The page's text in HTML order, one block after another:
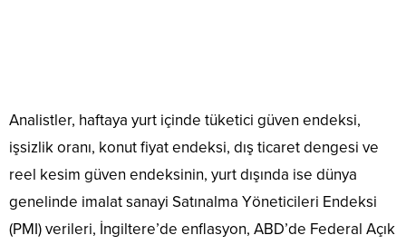
Analistler, haftaya yurt içinde tüketici güven endeksi,
işsizlik oranı, konut fiyat endeksi, dış ticaret dengesi ve
reel kesim güven endeksinin, yurt dışında ise dünya
genelinde imalat sanayi Satınalma Yöneticileri Endeksi
(PMI) verileri, İngiltere’de enflasyon, ABD’de Federal Açık